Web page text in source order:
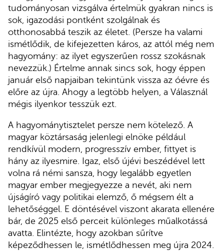
tudományosan vizsgálva értelmük gyakran nincs is
sok, igazodási pontként szolgálnak és
otthonosabbá teszik az életet. (Persze ha valami
ismétlődik, de kifejezetten káros, az attól még nem
hagyomány: az ilyet egyszerűen rossz szokásnak
nevezzük.) Értelme annak sincs sok, hogy éppen
január első napjaiban tekintünk vissza az óévre és
előre az újra. Ahogy a legtöbb helyen, a Válasznál
mégis ilyenkor tesszük ezt.
A hagyománytisztelet persze nem kötelező. A
magyar köztársaság jelenlegi elnöke például
rendkívül modern, progresszív ember, fittyet is
hány az ilyesmire. Igaz, első újévi beszédével lett
volna rá némi sansza, hogy legalább egyetlen
magyar ember megjegyezze a nevét, aki nem
újságíró vagy politikai elemző, ő mégsem élt a
lehetőséggel. E döntésével viszont akarata ellenére
bár, de 2025 első perceit különleges műalkotássá
avatta. Elintézte, hogy azokban sűrítve
képeződhessen le, ismétlődhessen meg újra 2024.